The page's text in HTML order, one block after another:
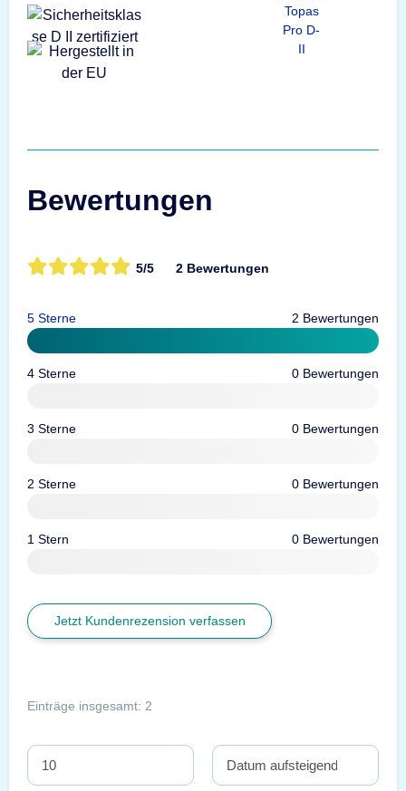
Topas
Pro D-
II
Bewertungen
5/5 2 Bewertungen
5 Sterne 2 Bewertungen
4 Sterne 0 Bewertungen
3 Sterne 0 Bewertungen
2 Sterne 0 Bewertungen
1 Stern 0 Bewertungen
Jetzt Kundenrezension verfassen
Einträge insgesamt: 2